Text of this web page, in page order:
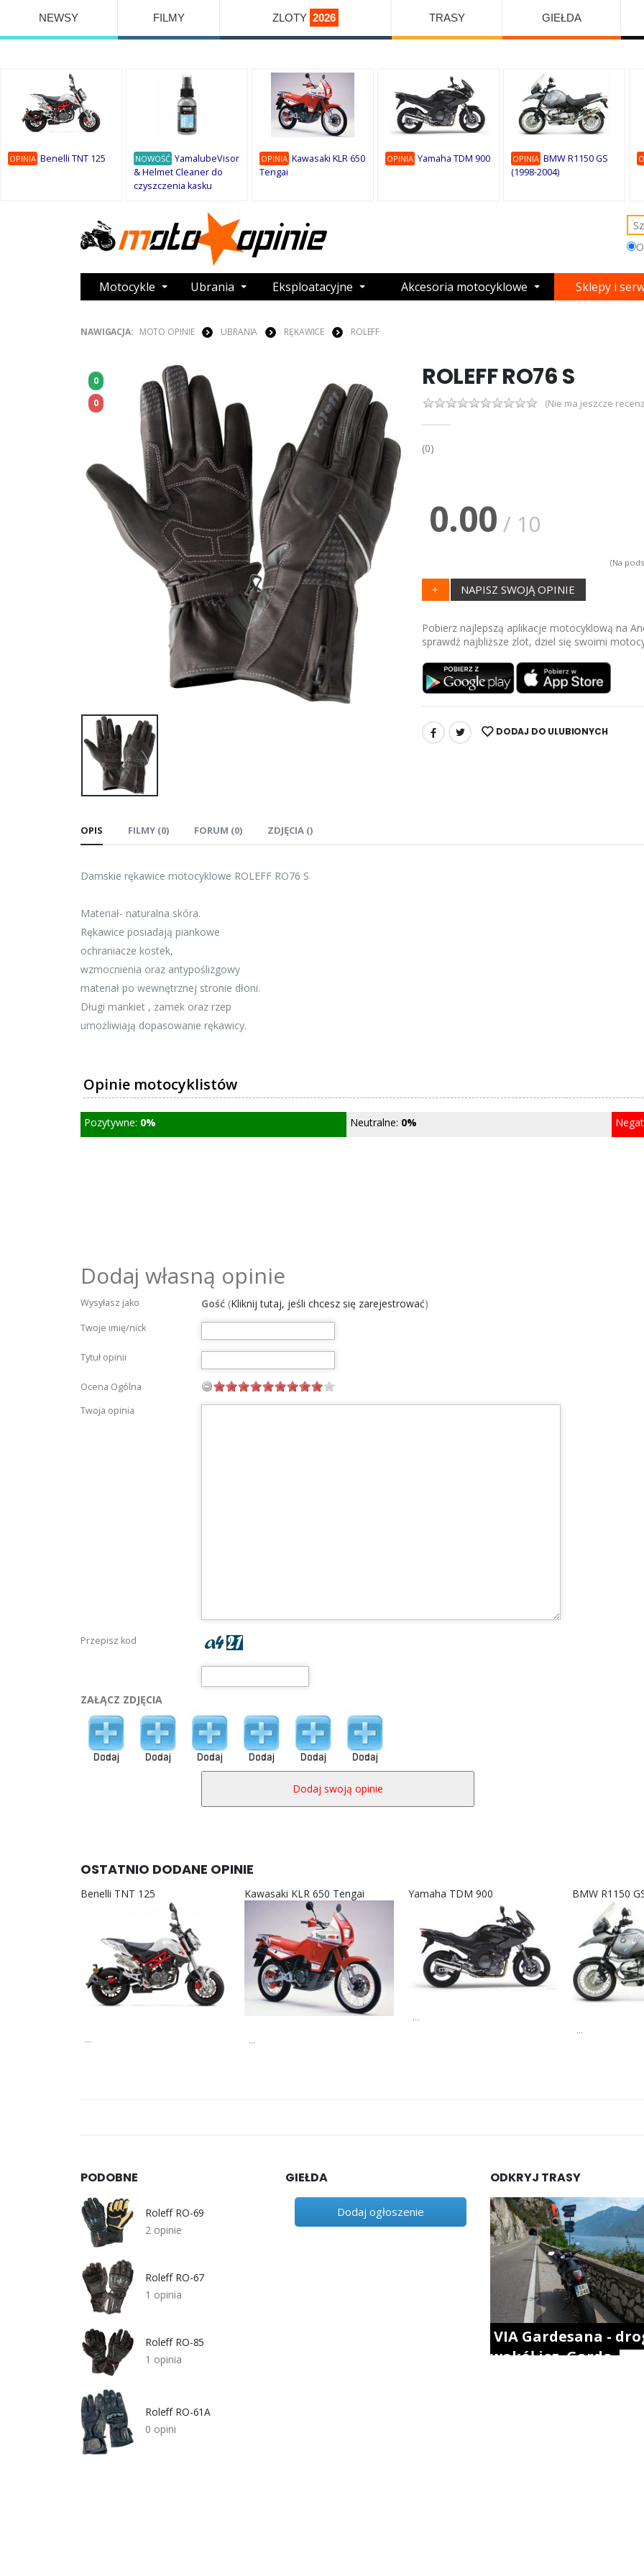
NEWSY FILMY ZLOTY 2026 TRASY GIEŁDA
OPINIA Benelli TNT 125 NOWOŚĆ YamalubeVisor
& Helmet Cleaner do
czyszczenia kasku
OPINIA Kawasaki KLR 650
Tengai
OPINIA Yamaha TDM 900 OPINIA BMW R1150 GS
(1998-2004)
Motocykle Ubrania Eksploatacyjne Akcesoria motocyklowe Sklepy i
NAWIGACJA: MOTO OPINIE UBRANIA RĘKAWICE ROLEFF
0
0
ROLEFF RO76 S
(Nie ma jeszcze
(0)
0.00 / 10
(Na
+ NAPISZ SWOJĄ OPINIE
Pobierz najlepszą aplikacje motocyklową na
sprawdź najbliższe zlot, dziel się swoimi
UDOSTĘPNIJ: DODAJ DO ULUBIONYCH
OPIS FILMY (0) FORUM (0) ZDJĘCIA ()
Damskie rękawice motocyklowe ROLEFF RO76 S
Materiał- naturalna skóra.
Rękawice posiadają piankowe
ochraniacze kostek,
wzmocnienia oraz antypoślizgowy
materiał po wewnętrznej stronie dłoni.
Długi mankiet , zamek oraz rzep
umożliwiają dopasowanie rękawicy.
Opinie motocyklistów
Pozytywne: 0% Neutralne: 0%
Dodaj własną opinie
Wysyłasz jako Gość (Kliknij tutaj, jeśli chcesz się zarejestrować)
Twoje imię/nick
Tytuł opinii
Ocena Ogólna
Twoja opinia
Przepisz kod
ZAŁĄCZ ZDJĘCIA
OSTATNIO DODANE OPINIE
Benelli TNT 125
...
Kawasaki KLR 650 Tengai
...
Yamaha TDM 900
...
BMW R1150
...
PODOBNE
Roleff RO-69
2 opinie
Roleff RO-67
1 opinia
Roleff RO-85
1 opinia
Roleff RO-61A
0 opini
GIEŁDA
Dodaj ogłoszenie
ODKRYJ TRASY
VIA Gardesana -
wokół jez. Garda.